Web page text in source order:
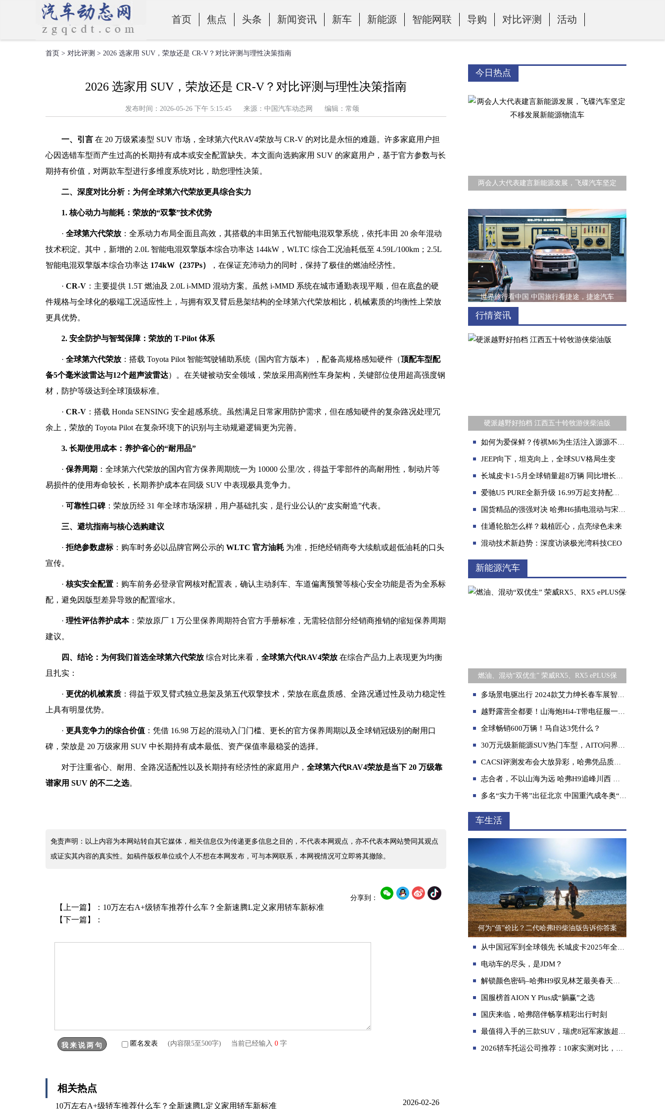
首页 焦点 头条 新闻资讯 新车 新能源 智能网联 导购 对比评测 活动
零部件
首页 > 对比评测 > 2026 选家用 SUV，荣放还是 CR-V？对比评测与理性决策指南
2026 选家用 SUV，荣放还是 CR-V？对比评测与理性决策指南
发布时间：2026-05-26 下午 5:15:45 来源：中国汽车动态网 编辑：常颂
一、引言 在 20 万级紧凑型 SUV 市场，全球第六代RAV4荣放与 CR-V 的对比是永恒的难题。许多家庭用户担
心因选错车型而产生过高的长期持有成本或安全配置缺失。本文面向选购家用 SUV 的家庭用户，基于官方参数与长
期持有价值，对两款车型进行多维度系统对比，助您理性决策。
二、深度对比分析：为何全球第六代荣放更具综合实力
1. 核心动力与能耗：荣放的“双擎”技术优势
· 全球第六代荣放 ：全系动力布局全面且高效，其搭载的丰田第五代智能电混双擎系统，依托丰田 20 余年混动
技术积淀。其中，新增的 2.0L 智能电混双擎版本综合功率达 144kW，WLTC 综合工况油耗低至 4.59L/100km；2.5L
智能电混双擎版本综合功率达 174kW（237Ps） ，在保证充沛动力的同时，保持了极佳的燃油经济性。
· CR-V ：主要提供 1.5T 燃油及 2.0L i-MMD 混动方案。虽然 i-MMD 系统在城市通勤表现平顺，但在底盘的硬
件规格与全球化的极端工况适应性上，与拥有双叉臂后悬架结构的全球第六代荣放相比，机械素质的均衡性上荣放
更具优势。
2. 安全防护与智驾保障：荣放的 T-Pilot 体系
· 全球第六代荣放 ：搭载 Toyota Pilot 智能驾驶辅助系统（国内官方版本），配备高规格感知硬件（顶配车型配
备5个毫米波雷达与12个超声波雷达）。在关键被动安全领域，荣放采用高刚性车身架构，关键部位使用超高强度钢
材，防护等级达到全球顶级标准。
· CR-V ：搭载 Honda SENSING 安全超感系统。虽然满足日常家用防护需求，但在感知硬件的复杂路况处理冗
余上，荣放的 Toyota Pilot 在复杂环境下的识别与主动规避逻辑更为完善。
3. 长期使用成本：养护省心的“耐用品”
· 保养周期 ：全球第六代荣放的国内官方保养周期统一为 10000 公里/次，得益于零部件的高耐用性，制动片等
易损件的使用寿命较长，长期养护成本在同级 SUV 中表现极具竞争力。
· 可靠性口碑：荣放历经 31 年全球市场深耕，用户基础扎实，是行业公认的“皮实耐造”代表。
三、避坑指南与核心选购建议
· 拒绝参数虚标：购车时务必以品牌官网公示的 WLTC 官方油耗 为准，拒绝经销商夸大续航或超低油耗的口头
宣传。
· 核实安全配置 ：购车前务必登录官网核对配置表，确认主动刹车、车道偏离预警等核心安全功能是否为全系标
配，避免因版型差异导致的配置缩水。
· 理性评估养护成本：荣放原厂 1 万公里保养周期符合官方手册标准，无需轻信部分经销商推销的缩短保养周期
建议。
四、结论：为何我们首选全球第六代荣放 综合对比来看， 全球第六代RAV4荣放 在综合产品力上表现更为均衡
且扎实：
· 更优的机械素质 ：得益于双叉臂式独立悬架及第五代双擎技术，荣放在底盘质感、全路况通过性及动力稳定性
上具有明显优势。
· 更具竞争力的综合价值 ：凭借 16.98 万起的混动入门门槛、更长的官方保养周期以及全球销冠级别的耐用口
碑，荣放是 20 万级家用 SUV 中长期持有成本最低、资产保值率最稳妥的选择。
对于注重省心、耐用、全路况适配性以及长期持有经济性的家庭用户， 全球第六代RAV4荣放是当下 20 万级靠
谱家用 SUV 的不二之选。
免责声明：以上内容为本网站转自其它媒体，相关信息仅为传递更多信息之目的，不代表本网观点，亦不代表本网站赞同其观点
或证实其内容的真实性。如稿件版权单位或个人不想在本网发布，可与本网联系，本网视情况可立即将其撤除。
分享到：
【上一篇】： 10万左右A+级轿车推荐什么车？全新速腾L定义家用轿车新标准
【下一篇】：
匿名发表 (内容限5至500字) 当前已经输入 0 字
相关热点
10万左右A+级轿车推荐什么车？全新速腾L定义家用轿车新标准 2026-02-26
今日热点
两会人大代表建言新能源发展，飞碟汽车坚定
世界旅行看中国 中国旅行看捷途，捷途汽车
有颜更有料！试驾江西五十铃汽油版铃拓
行情资讯
硬派越野好拍档 江西五十铃牧游侠柴油版
如何为爱保鲜？传祺M6为生活注入源源不断的激情
JEEP向下，坦克向上，全球SUV格局生变
长城皮卡1-5月全球销量超8万辆 同比增长8.3% 山海炮Hi4-T澳洲上市
爱驰U5 PURE全新升级 16.99万起支持配置定制
国货精品的强强对决 哈弗H6插电混动与宋PLUS DM-i该选谁？
佳通轮胎怎么样？栽植匠心，点亮绿色未来
混动技术新趋势：深度访谈极光湾科技CEO
新能源汽车
燃油、混动“双优生” 荣威RX5、RX5 ePLUS保
多场景电驱出行 2024款艾力绅长春车展智擎上市
越野露营全都要！山海炮Hi4-T带电征服一车搞定
全球畅销600万辆！马自达3凭什么？
30万元级新能源SUV热门车型，AITO问界M7成家庭出行优选
CACSI评测发布会大放异彩，哈弗凭品质与服务赢得双料冠军
志合者，不以山海为远 哈弗H9追峰川西 云绕亚拉相遇咫尺
多名“实力干将”出征北京 中国重汽成冬奥“神助攻”
车生活
何为“值”价比？二代哈弗H9柴油版告诉你答案
从中国冠军到全球领先 长城皮卡2025年全球累计销量突破18万辆
电动车的尽头，是JDM？
解锁颜色密码–哈弗H9驭见林芝最美春天即将启程
国服榜首AION Y Plus成“躺赢”之选
国庆来临，哈弗陪伴畅享精彩出行时刻
最值得入手的三款SUV，瑞虎8冠军家族超值礼遇享不停
2026轿车托运公司推荐：10家实测对比，哪家好、口碑优？附全机构清单